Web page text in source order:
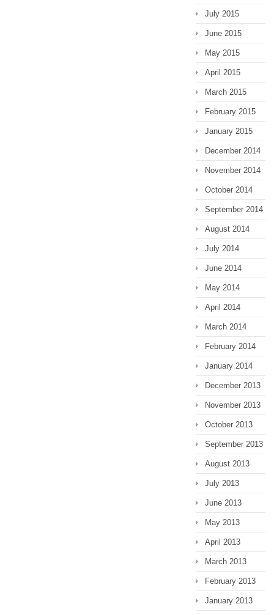
July 2015
June 2015
May 2015
April 2015
March 2015
February 2015
January 2015
December 2014
November 2014
October 2014
September 2014
August 2014
July 2014
June 2014
May 2014
April 2014
March 2014
February 2014
January 2014
December 2013
November 2013
October 2013
September 2013
August 2013
July 2013
June 2013
May 2013
April 2013
March 2013
February 2013
January 2013